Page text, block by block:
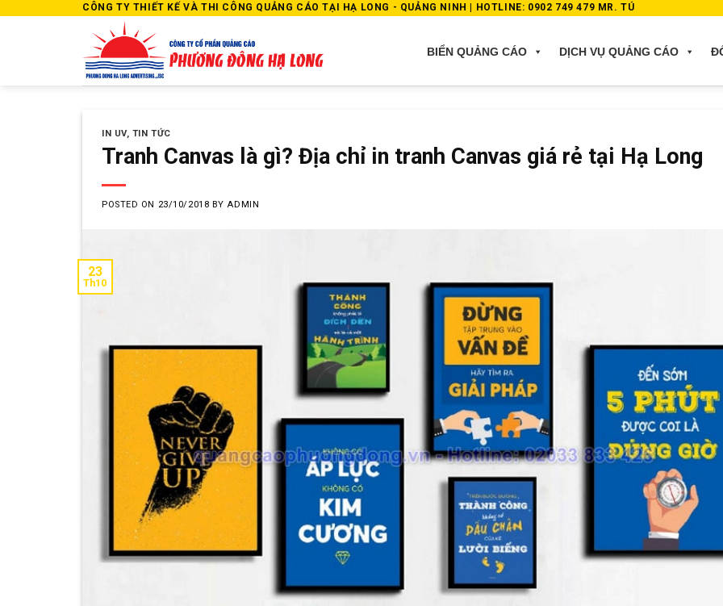
CÔNG TY THIẾT KẾ VÀ THI CÔNG QUẢNG CÁO TẠI HẠ LONG - QUẢNG NINH | HOTLINE: 0902 749 479 MR. TÚ
BIỂN QUẢNG CÁO DỊCH VỤ QUẢNG CÁO
IN UV, TIN TỨC
Tranh Canvas là gì? Địa chỉ in tranh Canvas giá rẻ tại Hạ Long
POSTED ON 23/10/2018 BY ADMIN
23
Th10